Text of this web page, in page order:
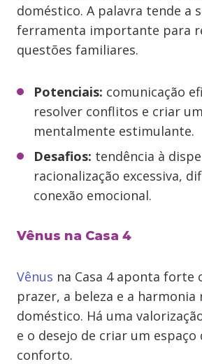
doméstico. A palavra tende a
ferramenta importante para
questões familiares.
Potenciais: comunicação
resolver conflitos e criar
mentalmente estimulante.
Desafios: tendência à
racionalização excessiva,
conexão emocional.
Vênus na Casa 4
Vênus na Casa 4 aponta forte
prazer, a beleza e a
doméstico. Há uma
e o desejo de criar um espaço
conforto.